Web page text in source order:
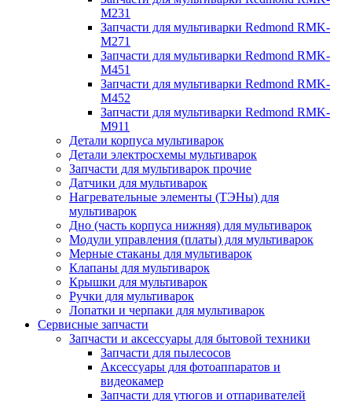
M231
Запчасти для мультиварки Redmond RMK-
M271
Запчасти для мультиварки Redmond RMK-
M451
Запчасти для мультиварки Redmond RMK-
M452
Запчасти для мультиварки Redmond RMK-
M911
Детали корпуса мультиварок
Детали электросхемы мультиварок
Запчасти для мультиварок прочие
Датчики для мультиварок
Нагревательные элементы (ТЭНы) для
мультиварок
Дно (часть корпуса нижняя) для мультиварок
Модули управления (платы) для мультиварок
Мерные стаканы для мультиварок
Клапаны для мультиварок
Крышки для мультиварок
Ручки для мультиварок
Лопатки и черпаки для мультиварок
Сервисные запчасти
Запчасти и аксессуары для бытовой техники
Запчасти для пылесосов
Аксессуары для фотоаппаратов и
видеокамер
Запчасти для утюгов и отпаривателей